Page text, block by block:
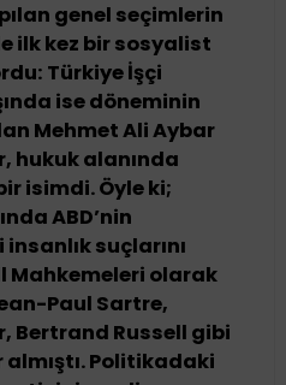
genel seçimlerin
ilk kez bir sosyalist
Türkiye İşçi
ise döneminin
Mehmet Ali Aybar
hukuk alanında
isimdi. Öyle ki;
ABD’nin
suçlarını
Mahkemeleri olarak
Paul Sartre,
Bertrand Russell gibi
Politikadaki